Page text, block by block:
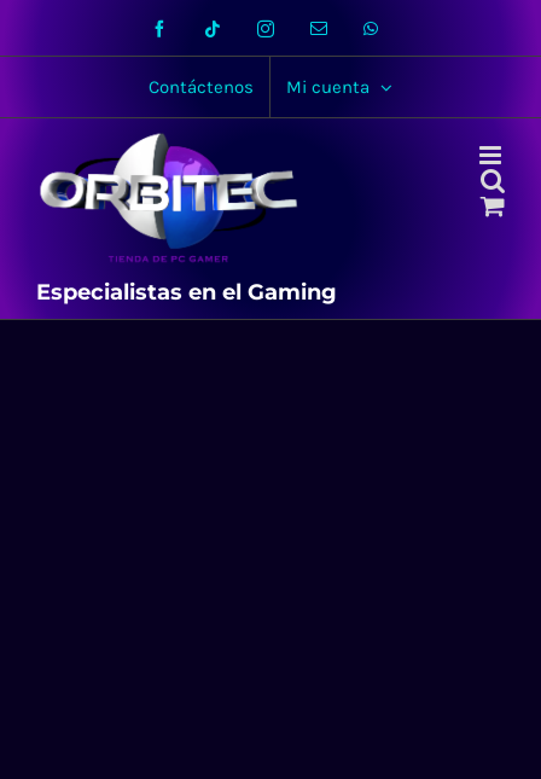
Facebook Tiktok InstagramEmail WhatsApp
Contáctenos Mi cuenta
Especialistas en el Gaming